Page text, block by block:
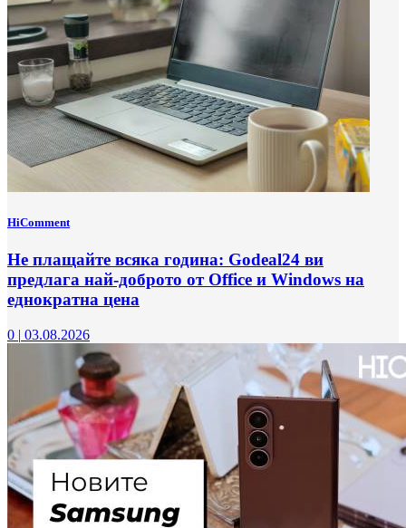
HiComment
Не плащайте всяка година: Godeal24 ви
предлага най-доброто от Office и Windows на
еднократна цена
0 | 03.08.2026